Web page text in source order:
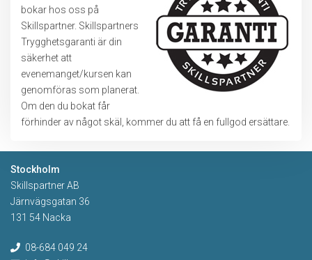
bokar hos oss på
Skillspartner. Skillspartners
Trygghetsgaranti är din
säkerhet att
evenemanget/kursen kan
genomföras som planerat.
Om den du bokat får
förhinder av något skäl, kommer du att få en fullgod ersättare.
Stockholm
Skillspartner AB
Järnvägsgatan 36
131 54 Nacka
08-684 049 24